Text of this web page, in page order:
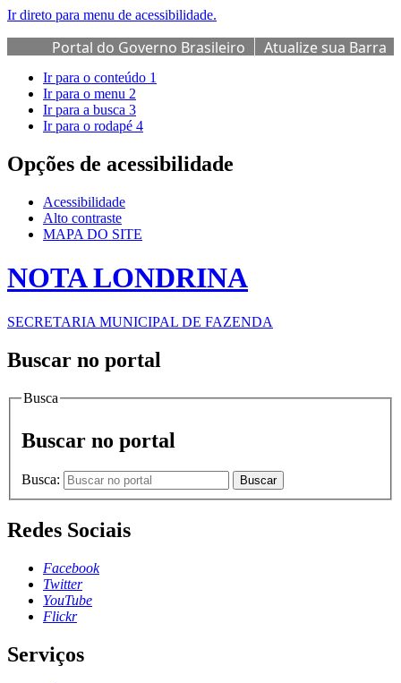
Ir direto para menu de acessibilidade.
Portal do Governo Brasileiro
Atualize sua Barra
de Governo
Ir para o conteúdo 1
Ir para o menu 2
Ir para a busca 3
Ir para o rodapé 4
Opções de acessibilidade
Acessibilidade
Alto contraste
MAPA DO SITE
NOTA LONDRINA
SECRETARIA MUNICIPAL DE FAZENDA
Buscar no portal
Busca
Buscar no portal
Busca: Buscar
Redes Sociais
Facebook
Twitter
YouTube
Flickr
Serviços